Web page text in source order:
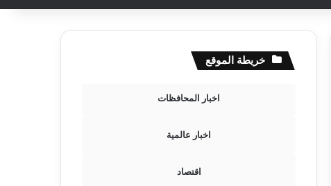
خريطة الموقع
اخبار المحافظات
اخبار عالمية
اقتصاد